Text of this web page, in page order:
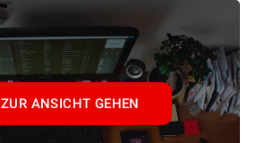
ZUR ANSICHT GEHEN